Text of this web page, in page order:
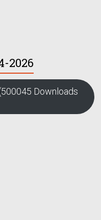
2026
Downloads